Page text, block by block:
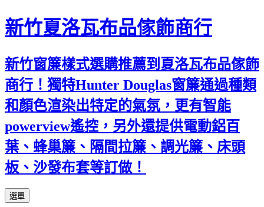
新竹夏洛瓦布品傢飾商行
新竹窗簾樣式選購推薦到夏洛瓦布品傢飾
商行！獨特Hunter Douglas窗簾通過種類
和顏色渲染出特定的氣氛，更有智能
powerview遙控，另外還提供電動鋁百
葉、蜂巢簾、隔間拉簾、調光簾、床頭
板、沙發布套等訂做！
選單